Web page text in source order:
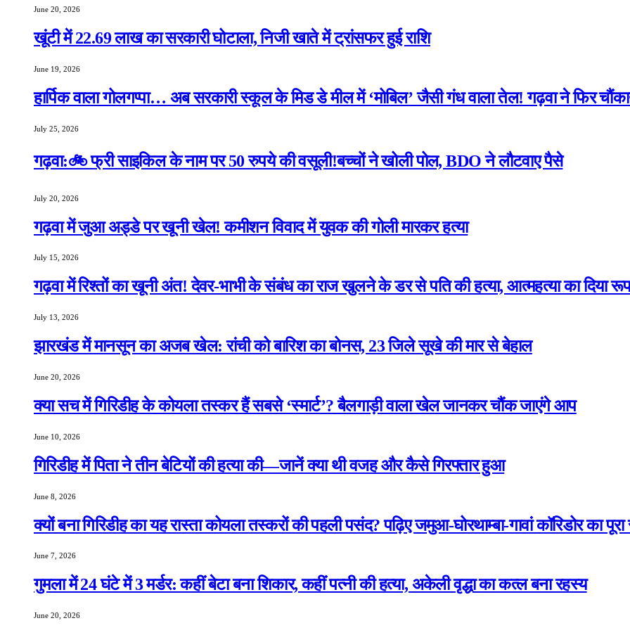
June 20, 2026
खूंटी में 22.69 लाख का सरकारी घोटाला, निजी खाते में ट्रांसफर हुई राशि
June 19, 2026
हार्पिक वाला गोलगप्पा… अब सरकारी स्कूल के मिड डे मील में ‘मोबिल’ जैसी गंध वाला तेल! गढ़वा ने फिर
July 25, 2026
गढ़वा:🚲 फ्री साइकिल के नाम पर 50 रुपये की वसूली!बच्चों ने खोली पोल, BDO ने लौटवाए पैसे
July 20, 2026
गढ़वा में जुआ अड्डे पर खूनी खेल! कमीशन विवाद में युवक की गोली मारकर हत्या
July 15, 2026
गढ़वा में रिश्तों का खूनी अंत! देवर-भाभी के संबंध का राज खुलने के डर से पति की हत्या, आत्महत्या का दिया
July 13, 2026
झारखंड में मानसून का अजब खेल: रांची को बारिश का बोनस, 23 जिले सूखे की मार से बेहाल
June 20, 2026
क्या सच में गिरिडीह के कोयला तस्कर हैं सबसे ‘स्मार्ट’? बैलगाड़ी वाला खेल जानकर चौंक जाएंगे आप
June 10, 2026
गिरिडीह में पिता ने तीन बेटियों की हत्या की—जानें क्या थी वजह और कैसे गिरफ्तार हुआ
June 8, 2026
क्यों बना गिरिडीह का यह रास्ता कोयला तस्करों की पहली पसंद? पढ़िए जमुआ-घोरथाम्बा-गावां कॉरिडोर का
June 7, 2026
गुमला में 24 घंटे में 3 मर्डर: कहीं बेटा बना शिकार, कहीं पत्नी की हत्या, अकेली वृद्धा का कत्ल बना रहस्य
June 20, 2026